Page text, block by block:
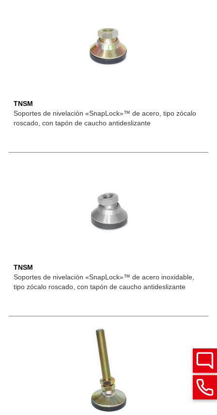
TNSM
Soportes de nivelación «SnapLock»™ de acero, tipo zócalo
roscado, con tapón de caucho antideslizante
TNSM
Soportes de nivelación «SnapLock»™ de acero inoxidable,
tipo zócalo roscado, con tapón de caucho antideslizante